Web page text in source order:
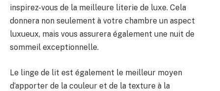
inspirez-vous de la meilleure literie de luxe. Cela
donnera non seulement à votre chambre un aspect
luxueux, mais vous assurera également une nuit de
sommeil exceptionnelle.
Le linge de lit est également le meilleur moyen
d’apporter de la couleur et de la texture à la